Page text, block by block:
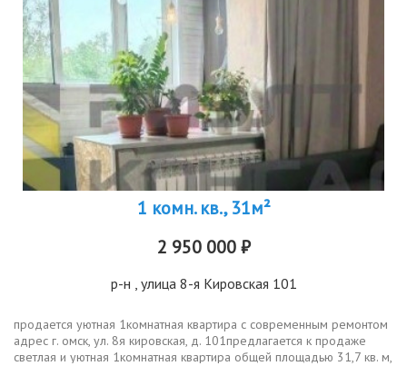
1 комн. кв., 31м²
2 950 000 ₽
р-н , улица 8-я Кировская 101
продается уютная 1комнатная квартира с современным ремонтом
адрес г. омск, ул. 8я кировская, д. 101предлагается к продаже
светлая и уютная 1комнатная квартира общей площадью 31,7 кв. м,